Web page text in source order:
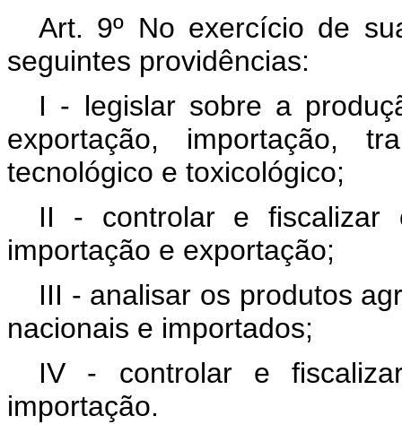
Art. 9º No exercício de
seguintes providências:
I - legislar sobre a
exportação, importação,
tecnológico e toxicológico;
II - controlar e fiscalizar
importação e exportação;
III - analisar os produtos
nacionais e importados;
IV - controlar e
importação.